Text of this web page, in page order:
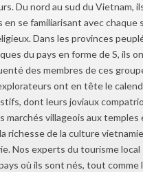
Du nord au sud du Vietnam,
en se familiarisant avec chaque
Dans les provinces
du pays en forme de S, ils
des membres de ces
ont en tête le
dont leurs joviaux
marchés villageois aux temples
richesse de la culture
Nos experts du tourisme
où ils sont nés, tout